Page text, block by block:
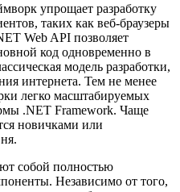
упрощает разработку
таких как веб-браузеры
Web API позволяет
код одновременно в
модель разработки,
интернета. Тем не менее
легко масштабируемых
.NET Framework. Чаще
новичками или
собой полностью
Независимо от того,